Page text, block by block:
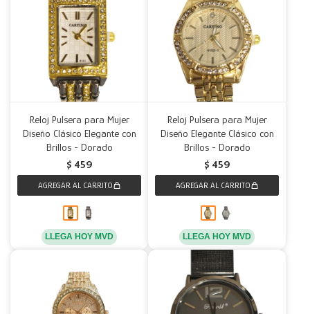
Reloj Pulsera para Mujer
Diseño Clásico Elegante con
Brillos - Dorado
$ 459
LLEGA HOY MVD
Reloj Pulsera para Mujer
Diseño Elegante Clásico con
Brillos - Dorado
$ 459
LLEGA HOY MVD